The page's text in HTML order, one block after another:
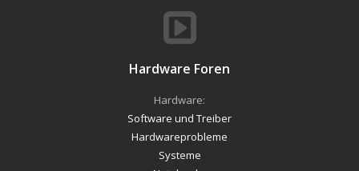
Hardware Foren
Hardware:
Software und Treiber
Hardwareprobleme
Systeme